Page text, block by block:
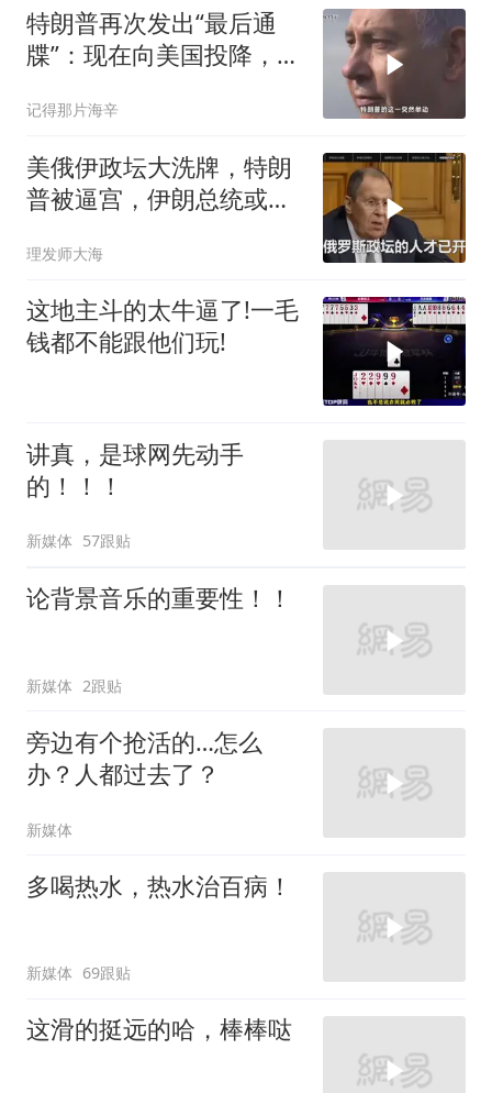
特朗普再次发出“最后通
牒”：现在向美国投降，是
记得那片海辛
美俄伊政坛大洗牌，特朗
普被逼宫，伊朗总统或下
理发师大海
这地主斗的太牛逼了!一毛
钱都不能跟他们玩!
讲真，是球网先动手
的！！！
新媒体 57跟贴
论背景音乐的重要性！！
新媒体 2跟贴
旁边有个抢活的…怎么
办？人都过去了？
新媒体
多喝热水，热水治百病！
新媒体 69跟贴
这滑的挺远的哈，棒棒哒